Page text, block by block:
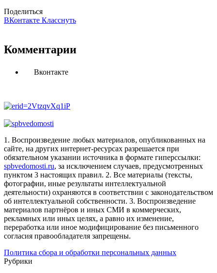
Поделиться
ВКонтакте Класснуть
Комментарии
Вконтакте
1. Воспроизведение любых материалов, опубликованных на
сайте, на других интернет-ресурсах разрешается при
обязательном указании источника в формате гиперссылки:
spbvedomosti.ru, за исключением случаев, предусмотренных
пунктом 3 настоящих правил. 2. Все материалы (тексты,
фотографии, иные результаты интеллектуальной
деятельности) охраняются в соответствии с законодательством
об интеллектуальной собственности. 3. Воспроизведение
материалов партнёров и иных СМИ в коммерческих,
рекламных или иных целях, а равно их изменение,
переработка или иное модифицирование без письменного
согласия правообладателя запрещены.
Политика сбора и обработки персональных данных
Рубрики